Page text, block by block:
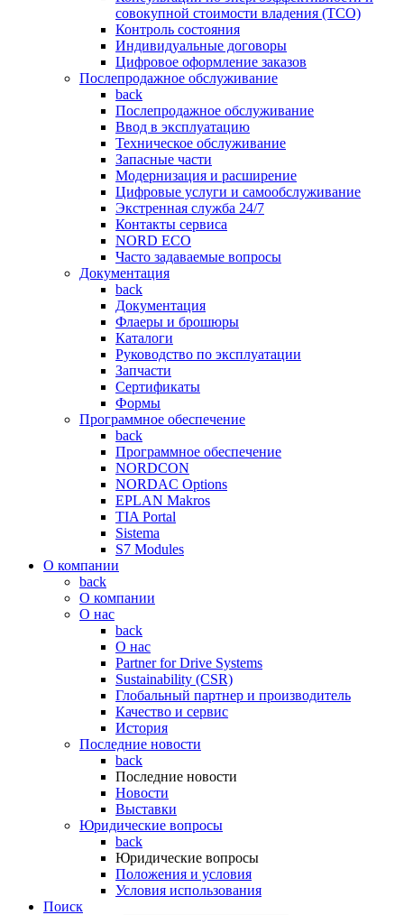
совокупной стоимости владения (TCO)
Контроль состояния
Индивидуальные договоры
Цифровое оформление заказов
Послепродажное обслуживание
back
Послепродажное обслуживание
Ввод в эксплуатацию
Техническое обслуживание
Запасные части
Модернизация и расширение
Цифровые услуги и самообслуживание
Экстренная служба 24/7
Контакты сервиса
NORD ECO
Часто задаваемые вопросы
Документация
back
Документация
Флаеры и брошюры
Каталоги
Руководство по эксплуатации
Запчасти
Сертификаты
Формы
Программное обеспечение
back
Программное обеспечение
NORDCON
NORDAC Options
EPLAN Makros
TIA Portal
Sistema
S7 Modules
О компании
back
О компании
О нас
back
О нас
Partner for Drive Systems
Sustainability (CSR)
Глобальный партнер и производитель
Качество и сервис
История
Последние новости
back
Последние новости
Новости
Выставки
Юридические вопросы
back
Юридические вопросы
Положения и условия
Условия использования
Поиск